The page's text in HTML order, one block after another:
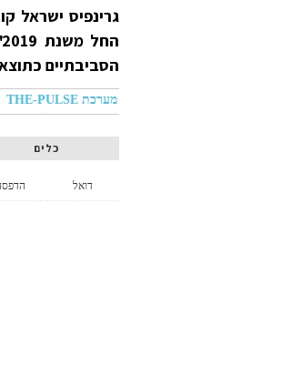
הסביבתיים
מערכת THE-PULSE
כלים
דואל